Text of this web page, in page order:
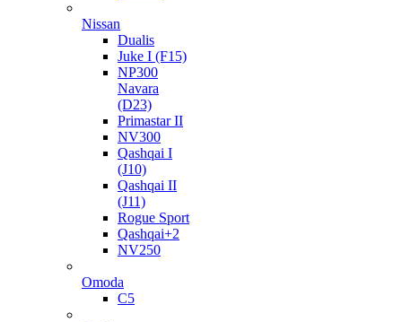
Nissan
Dualis
Juke I (F15)
NP300
Navara
(D23)
Primastar II
NV300
Qashqai I
(J10)
Qashqai II
(J11)
Rogue Sport
Qashqai+2
NV250
Omoda
C5